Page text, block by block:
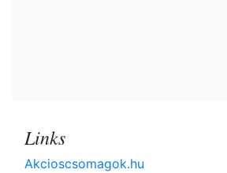
Links
Akcioscsomagok.hu